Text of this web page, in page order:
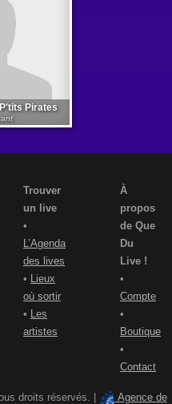
Pirates
Trouver
un live
•
L’Agenda
des lives
•
Lieux
où sortir
•
Les
artistes
À
propos
de Que
Du
Live !
•
Compte
•
Boutique
•
Contact
droits réservés. |
Agence de